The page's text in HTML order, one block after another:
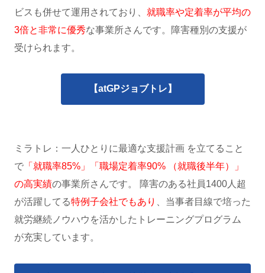
ビスも併せて運用されており、 就職率や定着率が平均の
3倍と非常に優秀な事業所さんです。障害種別の支援が
受けられます。
【atGPジョブトレ】
ミラトレ：一人ひとりに最適な支援計画 を立てること
で 「就職率85%」「職場定着率90% （就職後半年）」
の高実績の事業所さんです。 障害のある社員1400人超
が活躍してる特例子会社でもあり
、当事者目線で培った
就労継続ノウハウを活かしたトレーニングプログラム
が充実しています。